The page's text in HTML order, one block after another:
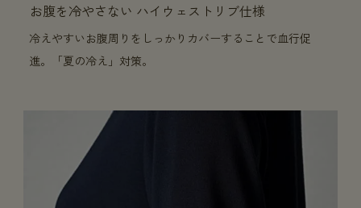
お腹を冷やさない ハイウェストリブ仕様
冷えやすいお腹周りをしっかりカバーすることで血行促
進。「夏の冷え」対策。